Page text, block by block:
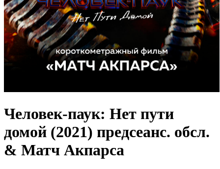
Человек-паук: Нет пути
домой (2021) предсеанс. обсл.
& Матч Акпарса